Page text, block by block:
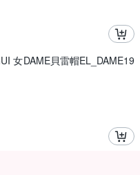
女DAME貝雷帽EL_DAME19